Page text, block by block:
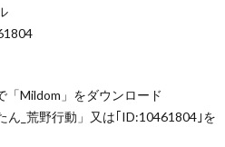
Mildom」をダウンロード
_荒野行動」又は｢ID:10461804｣を